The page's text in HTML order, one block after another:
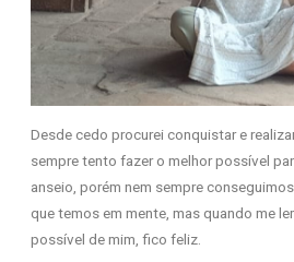
Desde cedo procurei conquistar e
sempre tento fazer o melhor possível
anseio, porém nem sempre
que temos em mente, mas quando me
possível de mim, fico feliz.